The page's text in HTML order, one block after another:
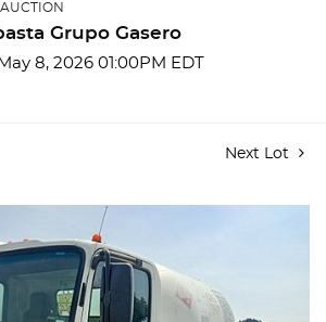
AUCTION
Grupo Gasero
8, 2026 01:00PM EDT
Next Lot